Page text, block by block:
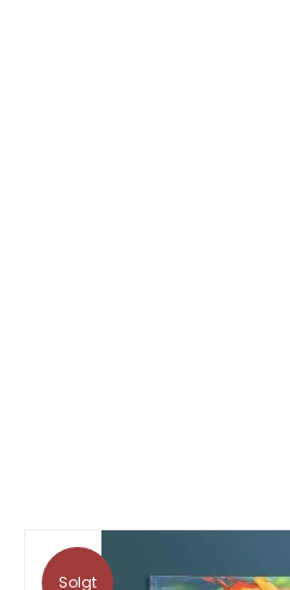
Solgt